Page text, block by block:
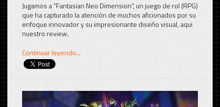
Jugamos a “Fantasian Neo Dimension”, un juego de rol (RPG)
que ha capturado la atención de muchos aficionados por su
enfoque innovador y su impresionante diseño visual, aqui
nuestro review.
Continuar leyendo...